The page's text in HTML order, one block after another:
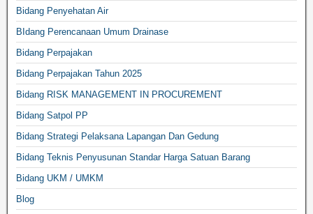
Bidang Penyehatan Air
BIdang Perencanaan Umum Drainase
Bidang Perpajakan
Bidang Perpajakan Tahun 2025
Bidang RISK MANAGEMENT IN PROCUREMENT
Bidang Satpol PP
Bidang Strategi Pelaksana Lapangan Dan Gedung
Bidang Teknis Penyusunan Standar Harga Satuan Barang
Bidang UKM / UMKM
Blog